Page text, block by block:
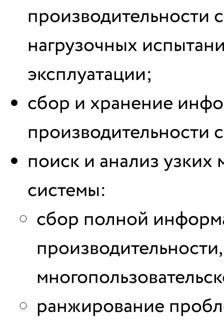
производительности
нагрузочных
эксплуатации;
сбор и хранение
производительности
поиск и анализ узких
системы:
сбор полной
ранжирование